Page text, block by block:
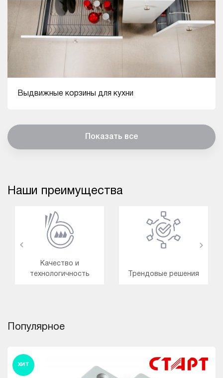
Выдвижные корзины для кухни
Показать все
Наши преимущества
Качество и
технологичность
Трендовые решения
Популярное
ХИТ